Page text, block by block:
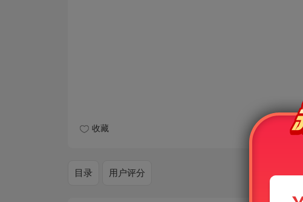
收藏
目录 用户评分